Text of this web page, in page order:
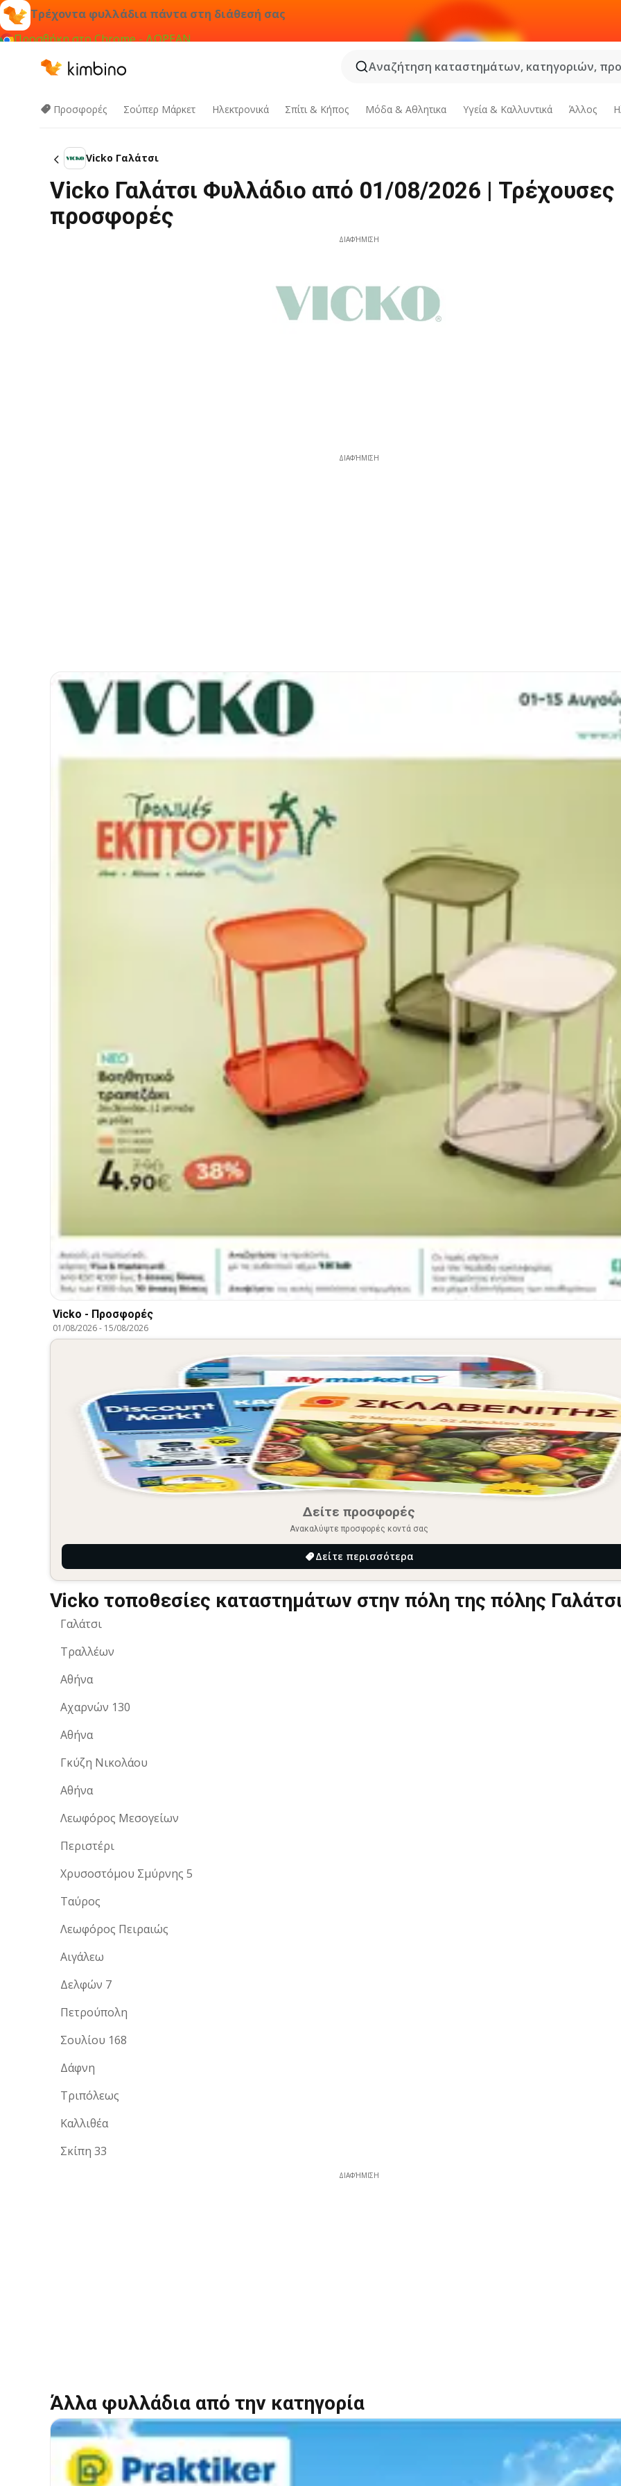
Τρέχοντα φυλλάδια πάντα στη διάθεσή σας
Προσθήκη στο Chrome - ΔΩΡΕΑΝ
Αναζήτηση καταστημάτων, κατηγοριών,
Προσφορές Σούπερ Μάρκετ Hλεκτρονικά Σπίτι & Κήπος Μόδα & Aθλητικα Υγεία & Καλλυντικά Άλλος
Vicko Γαλάτσι
Vicko Γαλάτσι Φυλλάδιο από 01/08/2026 | Τρέχουσες
προσφορές
ΔΙΑΦΉΜΙΣΗ
ΔΙΑΦΉΜΙΣΗ
Vicko - Προσφορές
01/08/2026- 15/08/2026
Δείτε προσφορές
Ανακαλύψτε προσφορές κοντά σας
Δείτε περισσότερα
Vicko τοποθεσίες καταστημάτων στην πόλη της πόλης
Γαλάτσι
Τραλλέων
Αθήνα
Αχαρνών 130
Αθήνα
Γκύζη Νικολάου
Αθήνα
Λεωφόρος Μεσογείων
Περιστέρι
Χρυσοστόμου Σμύρνης 5
Ταύρος
Λεωφόρος Πειραιώς
Αιγάλεω
Δελφών 7
Πετρούπολη
Σουλίου 168
Δάφνη
Τριπόλεως
Καλλιθέα
Σκίπη 33
ΔΙΑΦΉΜΙΣΗ
Άλλα φυλλάδια από την κατηγορία